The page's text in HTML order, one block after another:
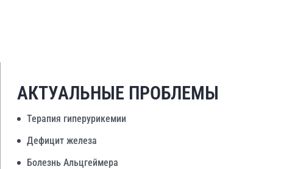
АКТУАЛЬНЫЕ ПРОБЛЕМЫ
Терапия гиперурикемии
Дефицит железа
Болезнь Альцгеймера